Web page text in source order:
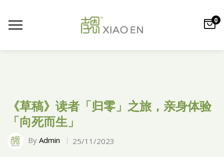
0
《草稿》读者「归零」之旅，亲身体验
「向死而生」
By Admin 25/11/2023